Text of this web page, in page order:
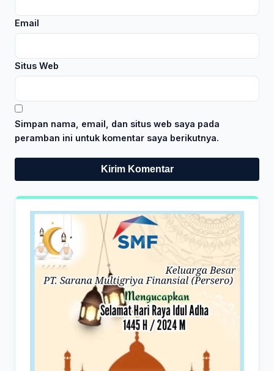
Email
Situs Web
Simpan nama, email, dan situs web saya pada
peramban ini untuk komentar saya berikutnya.